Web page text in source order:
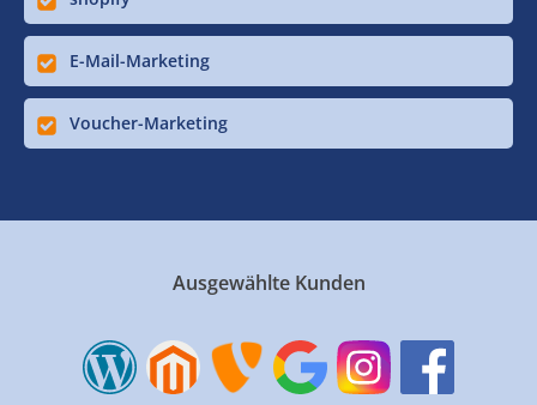
E-Mail-Marketing
Voucher-Marketing
Ausgewählte Kunden